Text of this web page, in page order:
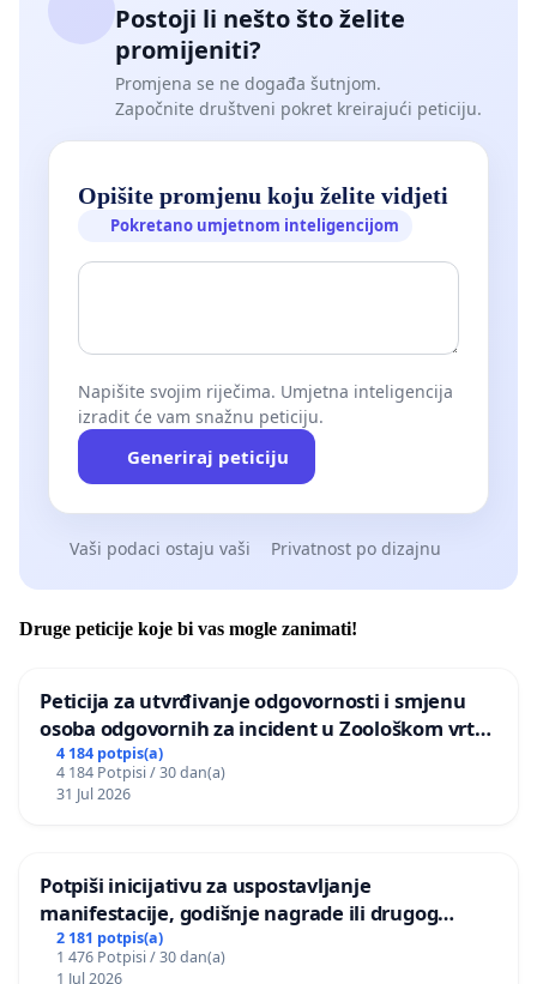
Postoji li nešto što želite
promijeniti?
Promjena se ne događa šutnjom.
Započnite društveni pokret kreirajući peticiju.
Opišite promjenu koju želite vidjeti
Pokretano umjetnom inteligencijom
Napišite svojim riječima. Umjetna inteligencija
izradit će vam snažnu peticiju.
Generiraj peticiju
Vaši podaci ostaju vaši Privatnost po dizajnu
Druge peticije koje bi vas mogle zanimati!
Peticija za utvrđivanje odgovornosti i smjenu
osoba odgovornih za incident u Zoološkom vrtu
Grada Zagreba
4 184 potpis(a)
4 184 Potpisi / 30 dan(a)
31 Jul 2026
Potpiši inicijativu za uspostavljanje
manifestacije, godišnje nagrade ili drugog
javnog događaja „Edin Avdić“ u Sarajevu
2 181 potpis(a)
1 476 Potpisi / 30 dan(a)
1 Jul 2026